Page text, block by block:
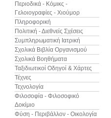
Περιοδικά - Κόμικς -
Γελοιογραφίες - Χιούμορ
Πληροφορική
Πολιτική - Διεθνείς Σχέσεις
Συμπληρωματική Ιατρική
Σχολικά Βιβλία Οργανισμού
Σχολικά Βοηθήματα
Ταξιδιωτικοί Οδηγοί & Χάρτες
Τέχνες
Τεχνολογία
Φιλοσοφία - Φιλοσοφικό
Δοκίμιο
Φύση - Περιβάλλον - Οικολογία